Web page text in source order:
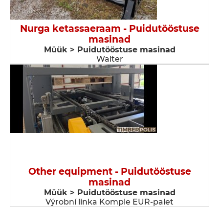
Nurga ketassaeraam - Puidutööstuse
masinad
Müük > Puidutööstuse masinad
Walter
Other equipment - Puidutööstuse
masinad
Müük > Puidutööstuse masinad
Výrobní linka Komple EUR-palet